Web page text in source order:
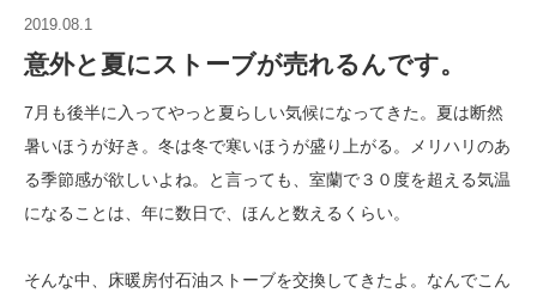
2019.08.1
意外と夏にストーブが売れるんです。
7月も後半に入ってやっと夏らしい気候になってきた。夏は断然
暑いほうが好き。冬は冬で寒いほうが盛り上がる。メリハリのあ
る季節感が欲しいよね。と言っても、室蘭で３０度を超える気温
になることは、年に数日で、ほんと数えるくらい。
そんな中、床暖房付石油ストーブを交換してきたよ。なんでこん